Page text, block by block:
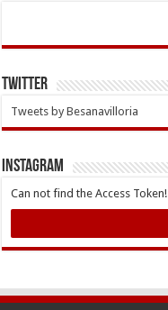
Twitter
Tweets by Besanavilloria
INSTAGRAM
Can not find the Access Token!